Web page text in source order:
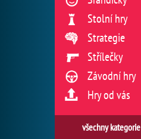
Stolní hry
Strategie
Střílečky
Závodní hry
Hry od vás
všechny kategorie